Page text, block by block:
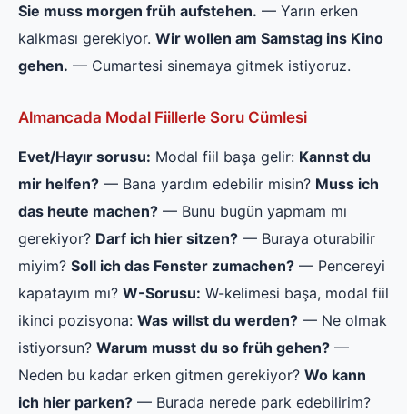
Sie muss morgen früh aufstehen. — Yarın erken
kalkması gerekiyor. Wir wollen am Samstag ins Kino
gehen. — Cumartesi sinemaya gitmek istiyoruz.
Almancada Modal Fiillerle Soru Cümlesi
Evet/Hayır sorusu: Modal fiil başa gelir: Kannst du
mir helfen? — Bana yardım edebilir misin? Muss ich
das heute machen? — Bunu bugün yapmam mı
gerekiyor? Darf ich hier sitzen? — Buraya oturabilir
miyim? Soll ich das Fenster zumachen? — Pencereyi
kapatayım mı? W-Sorusu: W-kelimesi başa, modal fiil
ikinci pozisyona: Was willst du werden? — Ne olmak
istiyorsun? Warum musst du so früh gehen? —
Neden bu kadar erken gitmen gerekiyor? Wo kann
ich hier parken? — Burada nerede park edebilirim?